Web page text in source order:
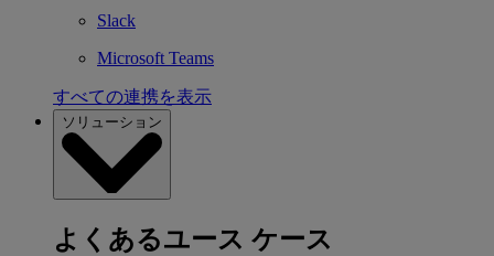
Slack
Microsoft Teams
すべての連携を表示
ソリューション
よくあるユース ケース